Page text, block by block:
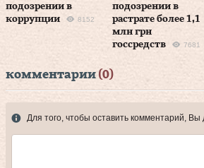
подозрении в
коррупции
8152
подозрении в
растрате более 1,1
млн грн
госсредств
7681
комментарии (0)
Для того, чтобы оставить комментарий,